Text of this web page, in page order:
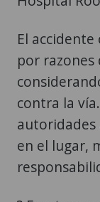
El
por razones
contra la
autoridades
en el lugar,